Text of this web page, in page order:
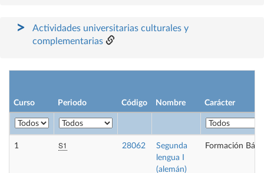
Actividades universitarias culturales y
complementarias
Curso Periodo Código Nombre Carácter
1 S1 28062
Segunda
lengua I
(alemán)
Formación